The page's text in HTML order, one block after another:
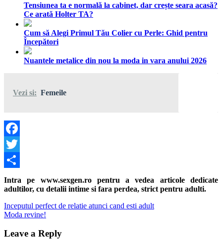
Tensiunea ta e normală la cabinet, dar crește seara acasă?
Ce arată Holter TA?
Cum să Alegi Primul Tău Colier cu Perle: Ghid pentru
Începători
Nuantele metalice din nou la moda in vara anului 2026
Vezi si: Femeile
Facebook
Twitter
Share
Intra pe www.sexgen.ro pentru a vedea articole dedicate
adultilor, cu detalii intime si fara perdea, strict pentru adulti.
Navigare
în
articole
Previous
Post:
Inceputul perfect de relatie atunci cand esti adult
Next
Moda revine!
Leave a Reply